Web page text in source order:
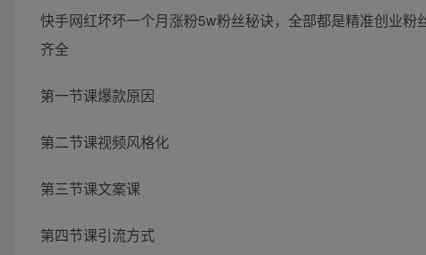
快手网红坏坏一个月涨粉5w粉丝秘诀，全部都是精准创业
齐全
第一节课爆款原因
第二节课视频风格化
第三节课文案课
第四节课引流方式